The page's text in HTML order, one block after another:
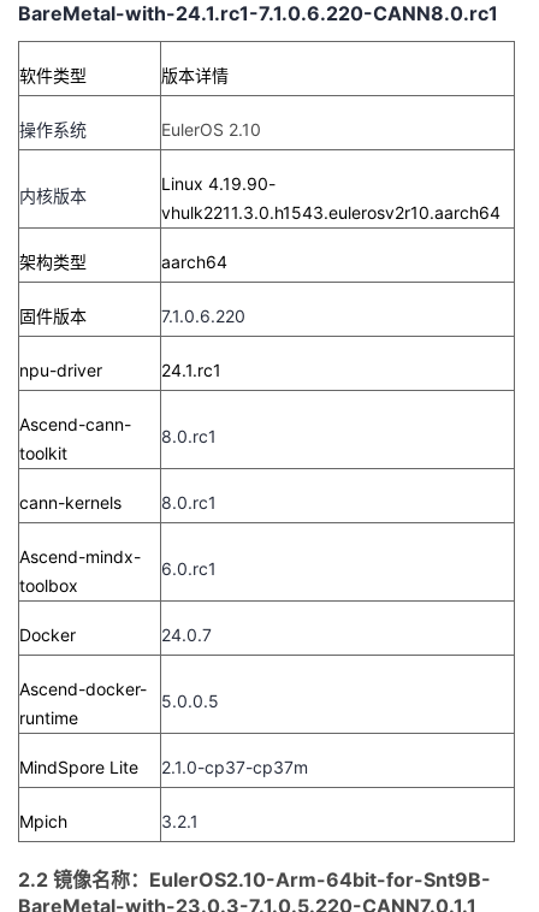
BareMetal-with-24.1.rc1-7.1.0.6.220-CANN8.0.rc1
软件类型 版本详情
操作系统 EulerOS 2.10
内核版本
Linux 4.19.90-
vhulk2211.3.0.h1543.eulerosv2r10.aarch64
架构类型 aarch64
固件版本 7.1.0.6.220
npu-driver 24.1.rc1
Ascend-cann-
toolkit
8.0.rc1
cann-kernels 8.0.rc1
Ascend-mindx-
toolbox
6.0.rc1
Docker 24.0.7
Ascend-docker-
runtime
5.0.0.5
MindSpore Lite 2.1.0-cp37-cp37m
Mpich 3.2.1
2.2 镜像名称：EulerOS2.10-Arm-64bit-for-Snt9B-
BareMetal-with-23.0.3-7.1.0.5.220-CANN7.0.1.1